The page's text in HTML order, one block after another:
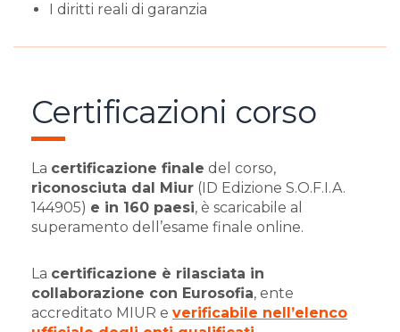
I diritti reali di garanzia
Certificazioni corso
La certificazione finale del corso,
riconosciuta dal Miur (ID Edizione S.O.F.I.A.
144905) e in 160 paesi, è scaricabile al
superamento dell’esame finale online.
La certificazione è rilasciata in
collaborazione con Eurosofia, ente
accreditato MIUR e verificabile nell’elenco